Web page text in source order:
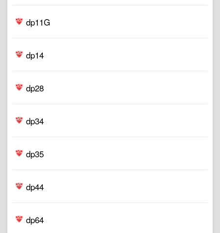
dp11G
dp14
dp28
dp34
dp35
dp44
dp64